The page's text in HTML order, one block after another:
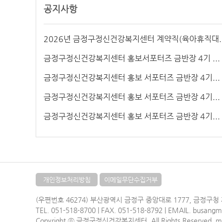
공지사항
2026년 금정구정신건강복지센터 계약직(육아휴직대
금정구정신건강복지센터 홍보서포터즈 금반장 4기 ...
금정구정신건강복지센터 홍보 서포터즈 금반장 4기...
금정구정신건강복지센터 홍보 서포터즈 금반장 4기...
금정구정신건강복지센터 홍보 서포터즈 금반장 4기...
개인정보처리방침 이메일무단수집거부
(우편번호 46274) 부산광역시 금정구 중앙대로 1777, 금정구청
TEL. 051-518-8700 | FAX. 051-518-8792 | EMAIL.
Copyright ⓒ 금정구정신건강복지센터. All Rights Reserved.